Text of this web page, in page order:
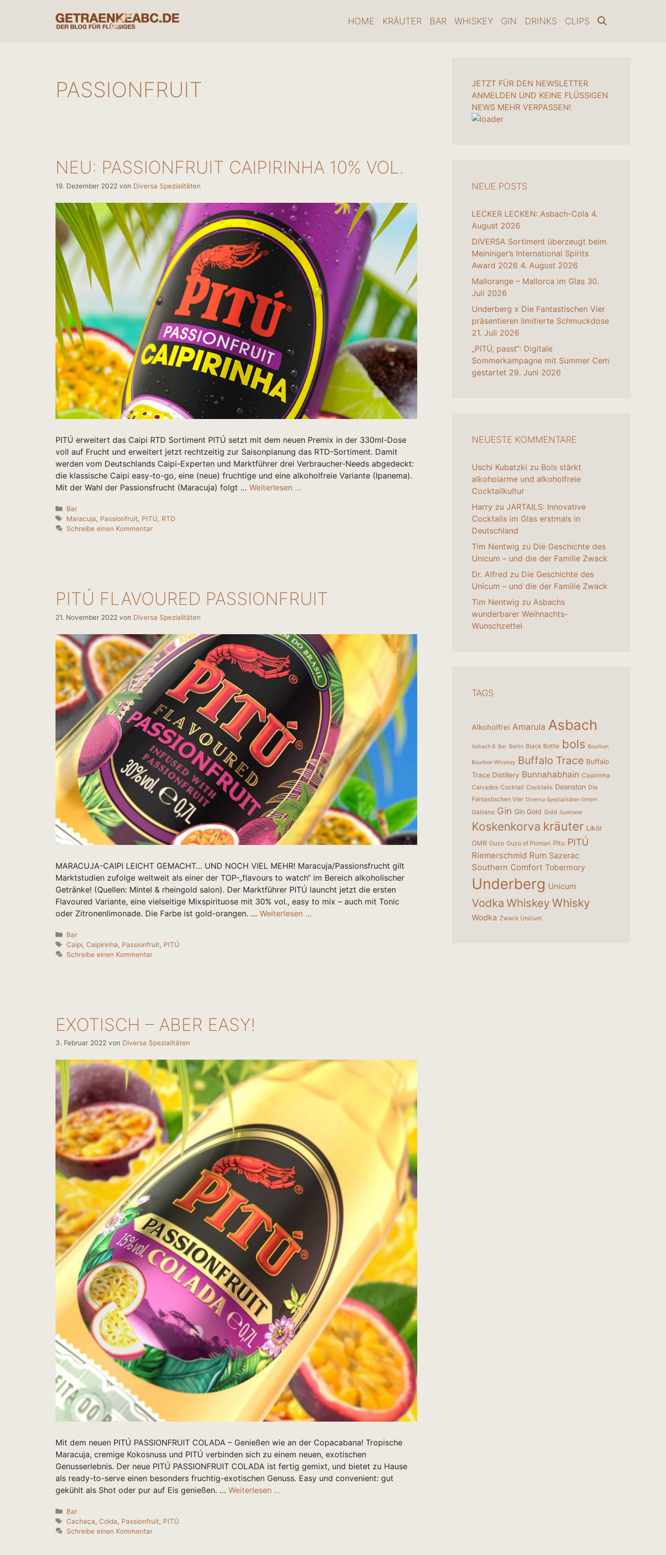
HOME KRÄUTER BAR WHISKEY GIN DRINKS CLIPS
PASSIONFRUIT
NEU: PASSIONFRUIT CAIPIRINHA 10% VOL.
19. Dezember 2022 von Diversa Spezialitäten
PITÚ erweitert das Caipi RTD Sortiment PITÚ setzt mit dem neuen Premix in der 330ml-Dose
voll auf Frucht und erweitert jetzt rechtzeitig zur Saisonplanung das RTD-Sortiment. Damit
werden vom Deutschlands Caipi-Experten und Marktführer drei Verbraucher-Needs abgedeckt:
die klassische Caipi easy-to-go, eine (neue) fruchtige und eine alkoholfreie Variante (Ipanema).
Mit der Wahl der Passionsfrucht (Maracuja) folgt … Weiterlesen …
Kategorien
Bar
Schlagwörter
Maracuja, Passionfruit, PITÚ, RTD
Schreibe einen Kommentar
PITÚ FLAVOURED PASSIONFRUIT
21. November 2022 von Diversa Spezialitäten
MARACUJA-CAIPI LEICHT GEMACHT… UND NOCH VIEL MEHR! Maracuja/Passionsfrucht gilt
Marktstudien zufolge weltweit als einer der TOP-„flavours to watch“ im Bereich alkoholischer
Getränke! (Quellen: Mintel & rheingold salon). Der Marktführer PITÚ launcht jetzt die ersten
Flavoured Variante, eine vielseitige Mixspirituose mit 30% vol., easy to mix – auch mit Tonic
oder Zitronenlimonade. Die Farbe ist gold-orangen. … Weiterlesen …
Kategorien
Bar
Schlagwörter
Caipi, Caipirinha, Passionfruit, PITÚ
Schreibe einen Kommentar
EXOTISCH – ABER EASY!
3. Februar 2022 von Diversa Spezialitäten
Mit dem neuen PITÚ PASSIONFRUIT COLADA – Genießen wie an der Copacabana! Tropische
Maracuja, cremige Kokosnuss und PITÚ verbinden sich zu einem neuen, exotischen
Genusserlebnis. Der neue PITÚ PASSIONFRUIT COLADA ist fertig gemixt, und bietet zu Hause
als ready-to-serve einen besonders fruchtig-exotischen Genuss. Easy und convenient: gut
gekühlt als Shot oder pur auf Eis genießen. … Weiterlesen …
Kategorien
Bar
Schlagwörter
Cachaça, Colda, Passionfruit, PITÚ
Schreibe einen Kommentar
JETZT FÜR DEN NEWSLETTER
ANMELDEN UND KEINE FLÜSSIGEN
NEWS MEHR VERPASSEN!
NEUE POSTS
LECKER LECKEN: Asbach-Cola 4.
August 2026
DIVERSA Sortiment überzeugt beim
Meininger’s International Spirits
Award 2026 4. August 2026
Mallorange – Mallorca im Glas 30.
Juli 2026
Underberg x Die Fantastischen Vier
präsentieren limitierte Schmuckdose
21. Juli 2026
„PITÚ, passt“: Digitale
Sommerkampagne mit Summer Cem
gestartet 29. Juni 2026
NEUESTE KOMMENTARE
Uschi Kubatzki zu Bols stärkt
alkoholarme und alkoholfreie
Cocktailkultur
Harry zu JARTAILS: Innovative
Cocktails im Glas erstmals in
Deutschland
Tim Nentwig zu Die Geschichte des
Unicum – und die der Familie Zwack
Dr. Alfred zu Die Geschichte des
Unicum – und die der Familie Zwack
Tim Nentwig zu Asbachs
wunderbarer Weihnachts-
Wunschzettel
TAGS
Alkoholfrei Amarula Asbach
Asbach 8 Bar Berlin Black Bottle bols Bourbon
Bourbon Whiskey Buffalo Trace Buffalo
Trace Distillery Bunnahabhain Caipirinha
Calvados Cocktail Cocktails Deanston Die
Fantastischen Vier Diversa Spezialitäten GmbH
Galliano Gin Gin Gold Gold Gurktaler
Koskenkorva kräuter Likör
OMR Ouzo Ouzo of Plomari Pitu PITÚ
Riemerschmid Rum Sazerac
Southern Comfort Tobermory
Underberg Unicum
Vodka WhiskeyWhisky
Wodka Zwack Unicum